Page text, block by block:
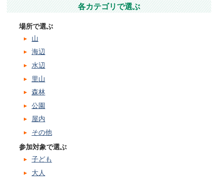
各カテゴリで選ぶ
場所で選ぶ
山
海辺
水辺
里山
森林
公園
屋内
その他
参加対象で選ぶ
子ども
大人